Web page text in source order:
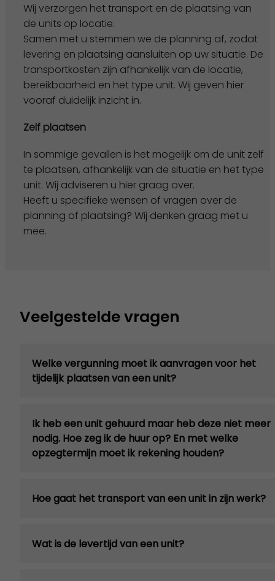
Wij verzorgen het transport en de plaatsing van
de units op locatie.
Samen met u stemmen we de planning af, zodat
levering en plaatsing aansluiten op uw situatie. De
transportkosten zijn afhankelijk van de locatie,
bereikbaarheid en het type unit. Wij geven hier
vooraf duidelijk inzicht in.
Zelf plaatsen
In sommige gevallen is het mogelijk om de unit zelf
te plaatsen, afhankelijk van de situatie en het type
unit. Wij adviseren u hier graag over.
Heeft u specifieke wensen of vragen over de
planning of plaatsing? Wij denken graag met u
mee.
Veelgestelde vragen
Welke vergunning moet ik aanvragen voor het
tijdelijk plaatsen van een unit?
Ik heb een unit gehuurd maar heb deze niet meer
nodig. Hoe zeg ik de huur op? En met welke
opzegtermijn moet ik rekening houden?
Hoe gaat het transport van een unit in zijn werk?
Wat is de levertijd van een unit?